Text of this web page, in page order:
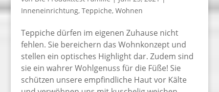
Inneneinrichtung, Teppiche, Wohnen
Teppiche dürfen im eigenen Zuhause nicht
fehlen. Sie bereichern das Wohnkonzept und
stellen ein optisches Highlight dar. Zudem sind
sie ein wahrer Wohlgenuss für die Füße! Sie
schützen unsere empfindliche Haut vor Kälte